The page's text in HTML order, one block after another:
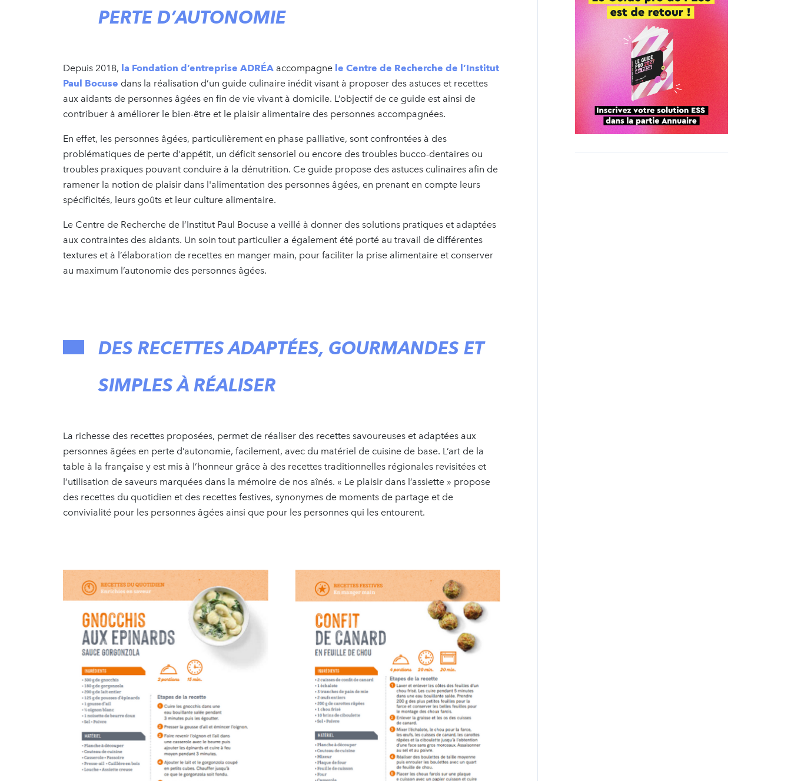
PERTE D’AUTONOMIE
Depuis 2018, la Fondation d’entreprise ADRÉA accompagne le Centre de Recherche de l’Institut
Paul Bocuse dans la réalisation d’un guide culinaire inédit visant à proposer des astuces et recettes
aux aidants de personnes âgées en fin de vie vivant à domicile. L’objectif de ce guide est ainsi de
contribuer à améliorer le bien-être et le plaisir alimentaire des personnes accompagnées.
En effet, les personnes âgées, particulièrement en phase palliative, sont confrontées à des
problématiques de perte d'appétit, un déficit sensoriel ou encore des troubles bucco-dentaires ou
troubles praxiques pouvant conduire à la dénutrition. Ce guide propose des astuces culinaires afin de
ramener la notion de plaisir dans l'alimentation des personnes âgées, en prenant en compte leurs
spécificités, leurs goûts et leur culture alimentaire.
Le Centre de Recherche de l’Institut Paul Bocuse a veillé à donner des solutions pratiques et adaptées
aux contraintes des aidants. Un soin tout particulier a également été porté au travail de différentes
textures et à l’élaboration de recettes en manger main, pour faciliter la prise alimentaire et conserver
au maximum l’autonomie des personnes âgées.
DES RECETTES ADAPTÉES, GOURMANDES ET
SIMPLES À RÉALISER
La richesse des recettes proposées, permet de réaliser des recettes savoureuses et adaptées aux
personnes âgées en perte d’autonomie, facilement, avec du matériel de cuisine de base. L’art de la
table à la française y est mis à l’honneur grâce à des recettes traditionnelles régionales revisitées et
l’utilisation de saveurs marquées dans la mémoire de nos aînés. « Le plaisir dans l’assiette » propose
des recettes du quotidien et des recettes festives, synonymes de moments de partage et de
convivialité pour les personnes âgées ainsi que pour les personnes qui les entourent.